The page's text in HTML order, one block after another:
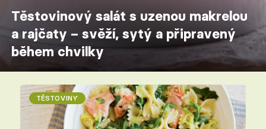
Těstovinový salát s uzenou makrelou
a rajčaty – svěží, sytý a připravený
během chvilky
TĚSTOVINY